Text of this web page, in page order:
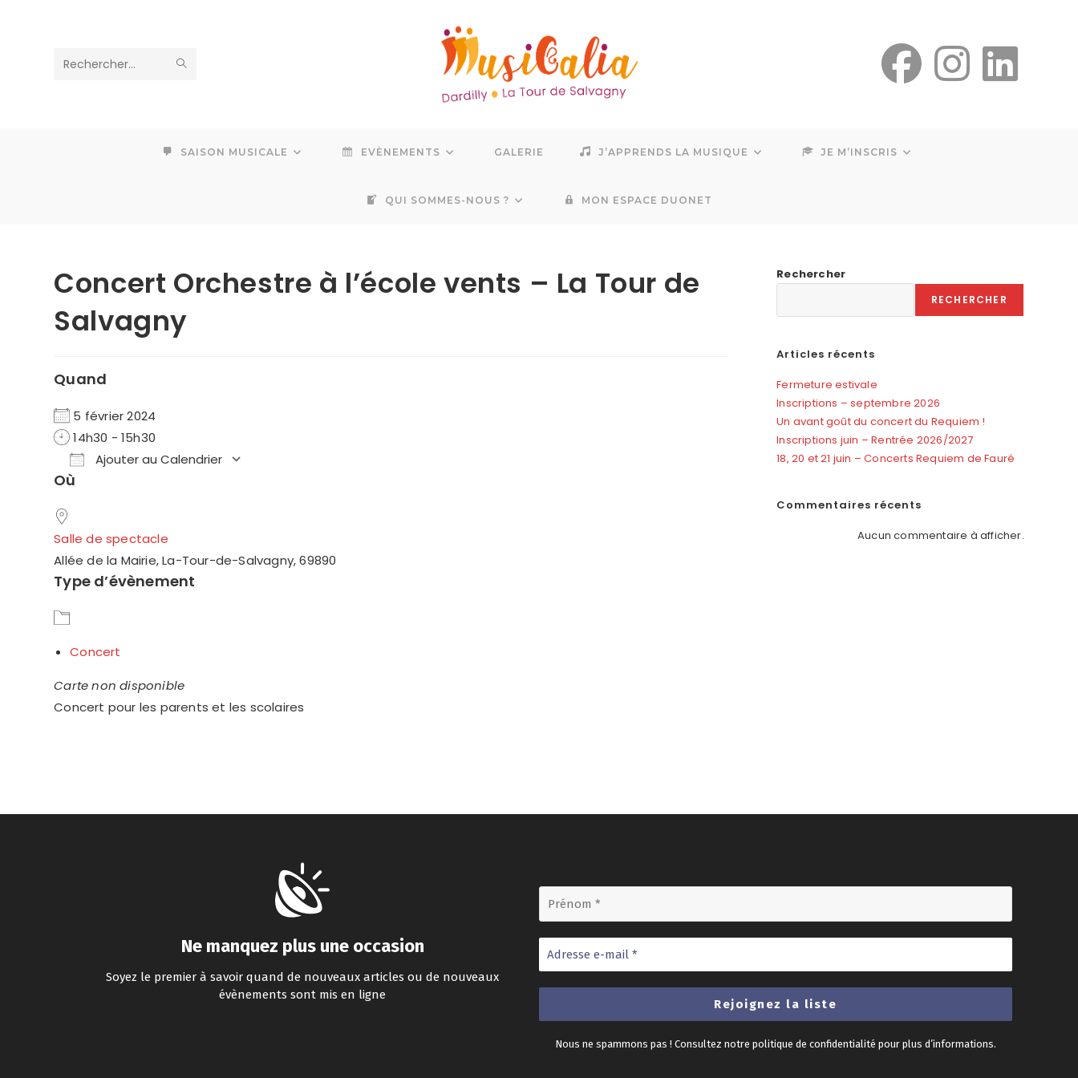
Rechercher
ENVOYER
SAISON MUSICALE EVÈNEMENTS GALERIE J’APPRENDS LA MUSIQUE JE M’INSCRIS
QUI SOMMES-NOUS ? MON ESPACE DUONET
Concert Orchestre à l’école vents – La Tour de
Salvagny
Quand
5 février 2024
14h30 - 15h30
Ajouter au Calendrier
Où
Salle de spectacle
Allée de la Mairie, La-Tour-de-Salvagny, 69890
Type d’évènement
Concert
Carte non disponible
Concert pour les parents et les scolaires
Rechercher
RECHERCHER
Articles récents
Fermeture estivale
Inscriptions – septembre 2026
Un avant goût du concert du Requiem !
Inscriptions juin – Rentrée 2026/2027
18, 20 et 21 juin – Concerts Requiem de Fauré
Commentaires récents
Aucun commentaire à afficher.
Ne manquez plus une occasion
Soyez le premier à savoir quand de nouveaux articles ou de nouveaux
évènements sont mis en ligne
Nous ne spammons pas ! Consultez notre politique de confidentialité pour plus d’informations.